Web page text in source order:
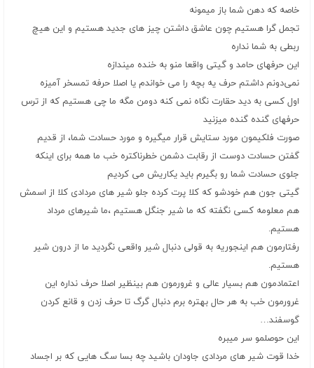
خاصه که دهن شما باز میمونه
تجمل گرا هستیم چون عاشق داشتن چیز های جدید هستیم و این هیچ
ربطی به شما نداره
این حرفهای حامد و گیتی واقعا منو به خنده میندازه
نمی‌دونم داشتم حرف یه بچه را می خواندم یا اصلا حرفه تمسخر آمیزه
اول کسی به دید حقارت نگاه نمی کنه دومن مگه ما چی هستیم که از ترس
حرفهای گنده گنده میزنید
صورت فلکیمون مورد ستایش قرار میگیره و مورد حسادت شما، از قدیم
گفتن حسادت دوست از رقابت دشمن خطرناکتره خب ما همه برای اینکه
جلوی حسادت شما رو بگیرم باید یکاریش می کردیم
گیتی جون هم خودشو که کلا پرت کرده جلو شیر های مردادی کلا از اسمش
هم معلومه کسی نگفته که ما شیر جنگل هستیم ،ما شیرهای مرداد
هستیم.
رفتارمون هم اینجوریه به قولی دنبال شیر واقعی نگردید ما از درون شیر
هستیم.
اعتمادمون هم بسیار عالی و غرورمون هم بینظیر اصلا حرف نداره این
غرورمون خب به هر حال بهتره برم دنبال گرگ تا حرف زدن و قانع کردن
گوسفند…
این حوصلمو سر میبره
خدا قوت شیر های مردادی جاودان باشید چه بسا سگ هایی که بر اجساد